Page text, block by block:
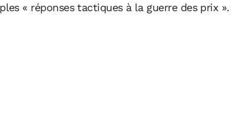
« réponses tactiques à la guerre des prix ».